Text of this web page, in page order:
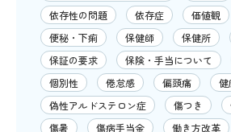
依存性の問題
依存症 価値観
便秘・下痢
保健師 保健所
保証の要求
保険・手当について
個別性
倦怠感 偏頭痛
健
偽性アルドステロン症
傷つき
傷暑
傷病手当金
働き方改革